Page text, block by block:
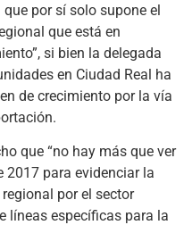
por sí solo supone el
que está en
si bien la delegada
en Ciudad Real ha
de crecimiento por la vía
que “no hay más que ver
2017 para evidenciar la
por el sector
líneas específicas para la